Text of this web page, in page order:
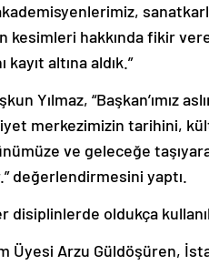
kesimleri hakkında fikir
altına aldık.”
Yılmaz, “Başkan’ımız
merkezimizin tarihini,
ve geleceğe
değerlendirmesini yaptı.
disiplinlerde oldukça
Üyesi Arzu Güldöşüren,